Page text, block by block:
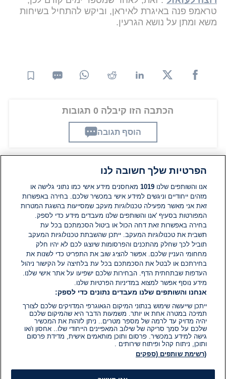
טראמפ פנה באיגרת לאיראן, וביקש להתחיל בשיחות
משא ומתן על נושא הגרעין.
הכתבה הזו קיבלה 0 תגובות
הוסף תגובה
תגובות
אין עדיין תגובות. היה הראשון להגיב
הוסף תגובה
הפרטיות שלך חשובה לנו
אנו והשותפים שלנו1019 מאחסנים מידע אישי כמו נתוני גלישה או
מזהים ייחודיים וניגשים למידע אישי במכשיר שלכם. בחירה באפשרות
זאת אני מאשר מפעילה טכנולוגיות מעקב שמסייעות בהשגת המטרות
המפורטות בסעיף 'אנו והשותפים שלנו מעבדים מידע כדי לספק.
בחירה באפשרות זאת דחה הכול או ביטול הסכמתכם בכל עת
תשבית את טכנולוגיות המעקב. ייתכן שהשבתת טכנולוגיות המעקב
תוביל לכך שחלק מהתכנים והפרסומות שיוצגו לכם לא יהיו חלק
מחחומי העניין שלכם. אפשר להציג שוב את התפריט כדי לשנות את
בחירתכם או לבטל את הסכמתכם בכל עת בלחיצה על הקישור ניהול
העדפות שבתחתית הדף. הבחירות שלכם ישפיעו על אתר אישי שלנו.
מידע נוסף אפשר למצוא במדיניות הפרטיות שלנו.
אנחנו והשותפים שלנו מעבדים נתונים כדי לספק:
ייתכן שייעשה שימוש בנתוני המיקום הגאוגרפי המדויקים שלכם לצורך
תמיכה במטרה אחת או יותר. משמעות הדבר היא שהמיקום שלכם
יהיה מדויק עד לרמה של מספר מטרים.. ניתן לזהות את המכשיר
שלכם על סמך סריקה של שילוב המאפיינים הייחודי שלו.. אחסון ו/או
גישה למידע במכשיר. פרסום ותוכן מותאמים אישית, מדידת פרסום
ותוכן, ניתוח קהל ופיתוח שירותים .
(רשימת שותפים (ספקים